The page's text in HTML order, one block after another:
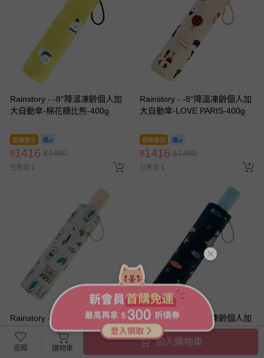
Rainstory - -8°降溫凍齡個人加
大自動傘-棉花糖比熊-400g
即將售完
$1416 $1490
已售出 1
Rainstory - -8°降溫凍齡個人加
大自動傘-LOVE PARIS-400g
即將售完
$1416 $1490
已售出 1
Rainstory - -8°降溫凍齡個人加
大自動傘-童話花繪-400g
Rainstory - -8°降溫凍齡個人加
大自動傘-海洋之星-400g
追蹤 購物車
加入購物車